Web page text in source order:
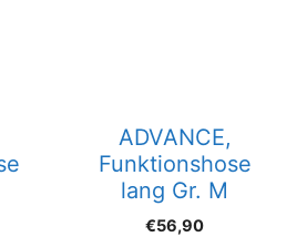
ADVANCE,
Funktionshose
lang Gr. M
€56,90